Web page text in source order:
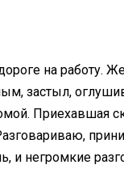
на работу.
застыл,
Приехавшая
и негромкие